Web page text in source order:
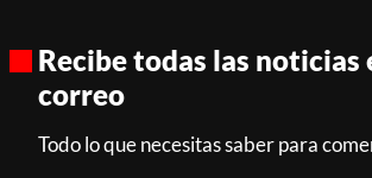
Recibe todas las noticias
correo
Todo lo que necesitas saber para